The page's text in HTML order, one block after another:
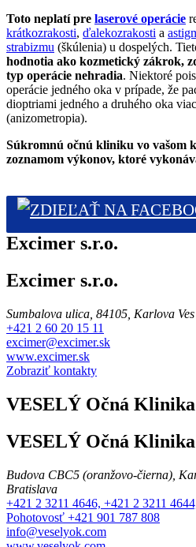
Toto neplatí pre laserové operácie
krátkozrakosti, ďalekozrakosti a
strabizmu (škúlenia) u dospelých.
hodnotia ako kozmetický zákrok,
typ operácie nehradia. Niektoré
operácie jedného oka v prípade, že
dioptriami jedného a druhého oka
(anizometropia).
Súkromnú očnú kliniku vo vašom
zoznamom výkonov, ktoré
Excimer s.r.o.
Excimer s.r.o.
Sumbalova ulica, 84105, Karlova Ves
+421 2 60 20 15 11
excimer@excimer.sk
www.excimer.sk
Zobraziť kontakty
VESELÝ Očná Klinika
VESELÝ Očná Klinika
Budova CBC5 (oranžovo-čierna),
Bratislava
+421 2 3211 4646, +421 2 3211
Pohotovosť +421 901 787 808
info@veselyok.com